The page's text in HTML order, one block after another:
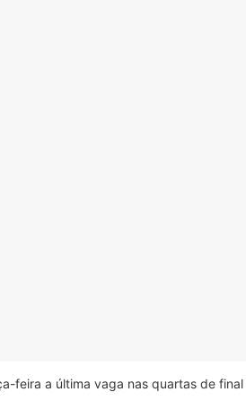
feira a última vaga nas quartas de